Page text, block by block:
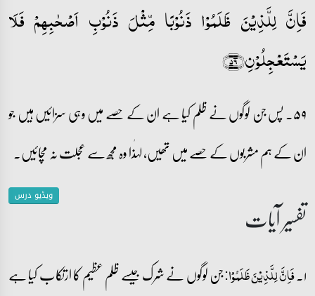
فَاِنَّ لِلَّذِیۡنَ ظَلَمُوۡا ذَنُوۡبًا مِّثۡلَ ذَنُوۡبِ اَصۡحٰبِہِمۡ فَلَا
یَسۡتَعۡجِلُوۡنِ﴿۵۹﴾
۵۹۔ پس جن لوگوں نے ظلم کیا ہے ان کے حصے میں وہی سزائیں ہیں جو
ان کے ہم مشربوں کے حصے میں تھیں، لہٰذا وہ مجھ سے عجلت نہ مچائیں۔
ویڈیو درس تفسیر آیات
۱۔ فَاِنَّ لِلَّذِیۡنَ ظَلَمُوۡا:جن لوگوں نے شرک جیسے ظلم عظیم کا ارتکاب کیا ہے